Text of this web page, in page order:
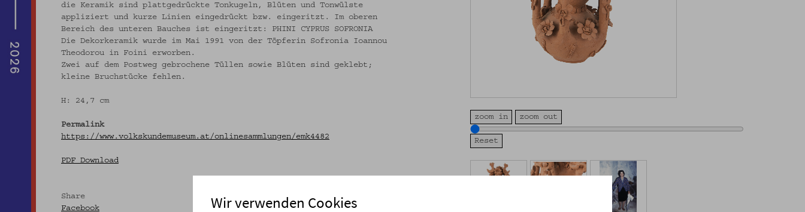
die Keramik sind plattgedrückte Tonkugeln, Blüten und Tonwülste
appliziert und kurze Linien eingedrückt bzw. eingeritzt. Im oberen
Bereich des unteren Bauches ist eingeritzt: PHINI CYPRUS SOFRONIA
Die Dekorkeramik wurde im Mai 1991 von der Töpferin Sofronia Ioannou
Theodorou in Foini erworben.
Zwei auf dem Postweg gebrochene Tüllen sowie Blüten sind geklebt;
kleine Bruchstücke fehlen.
H: 24,7 cm
Permalink
https://www.volkskundemuseum.at/onlinesammlungen/emk4482
PDF Download
Share
Facebook
zoom in zoom out
Wir verwenden Cookies